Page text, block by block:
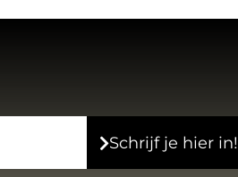
Schrijf je hier in!